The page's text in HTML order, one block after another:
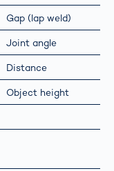
Gap (lap weld)
Joint angle
Distance
Object height